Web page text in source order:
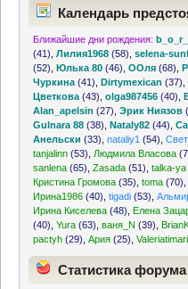
Календарь
Ближайшие дни рождения:
(41) ,Лилия1968 (58) ,selena-
(52) ,Юлька 80 (46) ,ООля (68) ,
Чуркина (41) ,Dirtymexican (37)
Цветкова (43) ,olga987456 (40) ,
Alan_apelsin (27) ,Эрик Ниязов
Gulnara 88 (38) ,Nataly82 (44) ,
Анельски (33) ,nataliy1 (54) ,
tanjalinn (53) Людмила Власова
sanlena (65) ,Zasada (51) ,talka-ya
Кристина Громова (35) ,toma (70)
Ирина1986 (40) ,tigadi (53) ,
Ирина Киселева (48) Елена
(40) ,Yura (63) ,ваня_N (39)
pactyh (29) ,Ария (25) ,
Статистика форума